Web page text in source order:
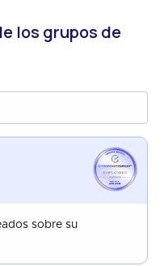
los grupos de
EMPLOYEES
FRANCE
APR 2024
sobre su